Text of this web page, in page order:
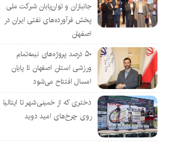
جانبازان و توان‌یابان شرکت ملی
پخش فرآورده‌های نفتی ایران در
اصفهان
۵۰ درصد پروژه‌های نیمه‌تمام
ورزشی استان اصفهان تا پایان
امسال افتتاح می‌شود
دختری که از خمینی‌شهر تا ایتالیا
روی چرخ‌های امید دوید